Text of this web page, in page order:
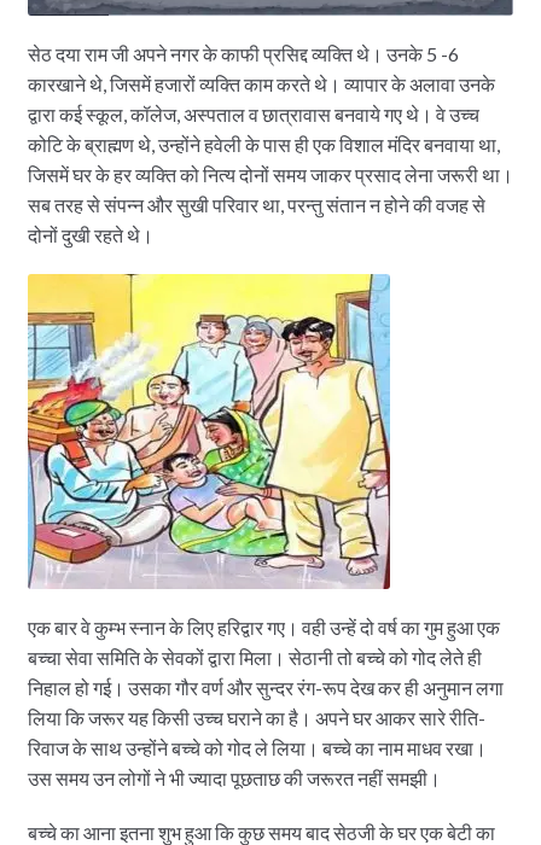
सेठ दया राम जी अपने नगर के काफी प्रसिद्द व्यक्ति थे। उनके 5 -6
कारखाने थे, जिसमें हजारों व्यक्ति काम करते थे। व्यापार के अलावा उनके
द्वारा कई स्कूल, कॉलेज, अस्पताल व छात्रावास बनवाये गए थे। वे उच्च
कोटि के ब्राह्मण थे, उन्होंने हवेली के पास ही एक विशाल मंदिर बनवाया था,
जिसमें घर के हर व्यक्ति को नित्य दोनों समय जाकर प्रसाद लेना जरूरी था।
सब तरह से संपन्न और सुखी परिवार था, परन्तु संतान न होने की वजह से
दोनों दुखी रहते थे।
एक बार वे कुम्भ स्नान के लिए हरिद्वार गए। वही उन्हें दो वर्ष का गुम हुआ एक
बच्चा सेवा समिति के सेवकों द्वारा मिला। सेठानी तो बच्चे को गोद लेते ही
निहाल हो गई। उसका गौर वर्ण और सुन्दर रंग-रूप देख कर ही अनुमान लगा
लिया कि जरूर यह किसी उच्च घराने का है। अपने घर आकर सारे रीति-
रिवाज के साथ उन्होंने बच्चे को गोद ले लिया। बच्चे का नाम माधव रखा।
उस समय उन लोगों ने भी ज्यादा पूछताछ की जरूरत नहीं समझी।
बच्चे का आना इतना शुभ हुआ कि कुछ समय बाद सेठजी के घर एक बेटी का